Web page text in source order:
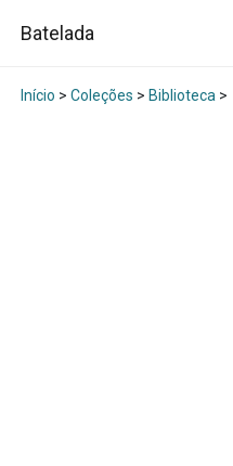
Batelada
Início > Coleções > Biblioteca>